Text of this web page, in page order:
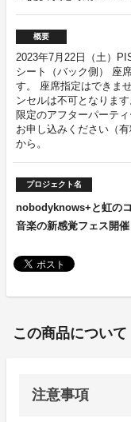
概要
2023年7月22日（土）
シート（バック側） 座
す。 座席指定はできま
ンセルは不可となりま
限定のアフターパーテ
お申し込みください（
から。
プロジェクト名
nobodyknows+と虹の
音楽の新感覚フェス開催
この商品について
注意事項